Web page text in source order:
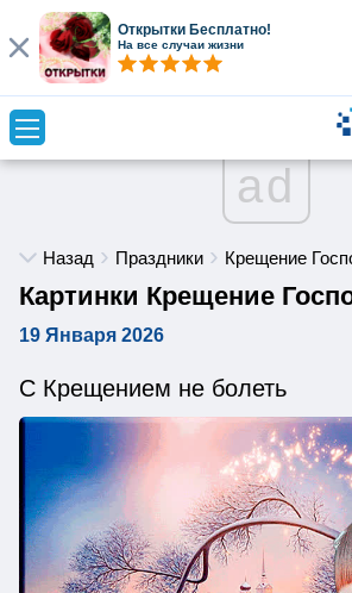
ad
Назад Праздники Крещение
Картинки Крещение
19 Января 2026
С Крещением не болеть
Открытки Бесплатно!
На все случаи жизни